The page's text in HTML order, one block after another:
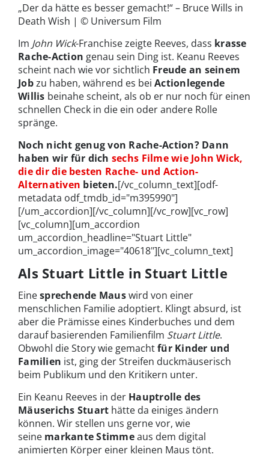
„Der da hätte es besser gemacht!“ – Bruce Wills in
Death Wish | © Universum Film
Im John Wick-Franchise zeigte Reeves, dass krasse
Rache-Action genau sein Ding ist. Keanu Reeves
scheint nach wie vor sichtlich Freude an seinem
Jobzu haben, während es beiActionlegende
Willis beinahe scheint, als ob er nur noch für einen
schnellen Check in die ein oder andere Rolle
spränge.
Noch nicht genug von Rache-Action? Dann
haben wir für dich sechs Filme wie John Wick,
die dir die besten Rache- und Action-
Alternativen bieten.[/vc_column_text][odf-
metadata odf_tmdb_id="m395990"]
[/um_accordion][/vc_column][/vc_row][vc_row]
[vc_column][um_accordion
um_accordion_headline="Stuart Little"
um_accordion_image="40618"][vc_column_text]
Als Stuart Little in Stuart Little
Einesprechende Mauswird von einer
menschlichen Familie adoptiert. Klingt absurd, ist
aber die Prämisse eines Kinderbuches und dem
darauf basierenden Familienfilm Stuart Little.
Obwohl die Story wie gemachtfür Kinder und
Familien ist, ging der Streifen duckmäuserisch
beim Publikum und den Kritikern unter.
Ein Keanu Reeves in der Hauptrolle des
Mäuserichs Stuart hätte da einiges ändern
können. Wir stellen uns gerne vor, wie
seine markante Stimmeaus dem digital
animierten Körper einer kleinen Maus tönt.